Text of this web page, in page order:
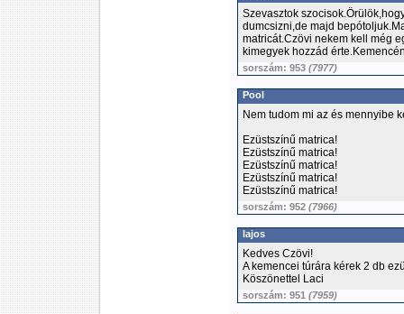
Szevasztok
dumcsizni,de majd
matricát.Czövi nekem kell még
kimegyek hozzád
sorszám: 953 (7977)
Pool
Nem tudom mi az és mennyibe
Ezüstszínű matrica!
Ezüstszínű matrica!
Ezüstszínű matrica!
Ezüstszínű matrica!
Ezüstszínű matrica!
sorszám: 952 (7966)
lajos
Kedves Czövi!
A kemencei túrára kérek 2 db
Köszönettel Laci
sorszám: 951 (7959)